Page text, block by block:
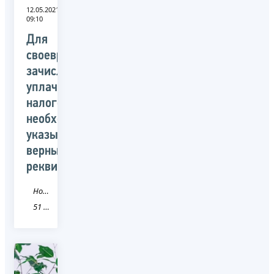
12.05.2021
09:10
Для
своевременного
зачисления
уплаченных
налогов
необходимо
указывать
верные
реквизиты
Новость
51 Мурманская область